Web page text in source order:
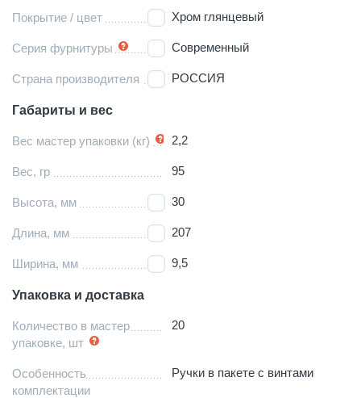
Покрытие / цвет Хром глянцевый
Серия фурнитуры Современный
Страна производителя РОССИЯ
Габариты и вес
Вес мастер упаковки (кг) 2,2
Вес, гр 95
Высота, мм 30
Длина, мм 207
Ширина, мм 9,5
Упаковка и доставка
Количество в мастер
упаковке, шт
20
Особенность
комплектации
Ручки в пакете с винтами